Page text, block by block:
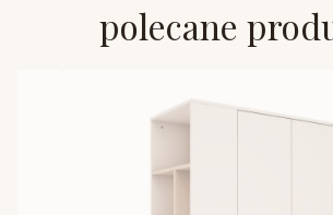
polecane